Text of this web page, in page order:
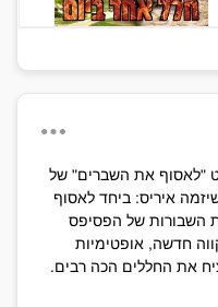
"לאסוף את השברים" של
איריס: ביחד לאסוף
השבורות של הפסיפס
חדשה, אופטימיות
את החללים הכה רבים.